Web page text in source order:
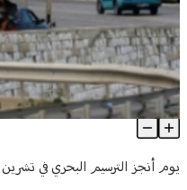
الرواية الكاملة لترسيم الحدود
Article Content
يوم أنجز الترسيم البحري في تشرين